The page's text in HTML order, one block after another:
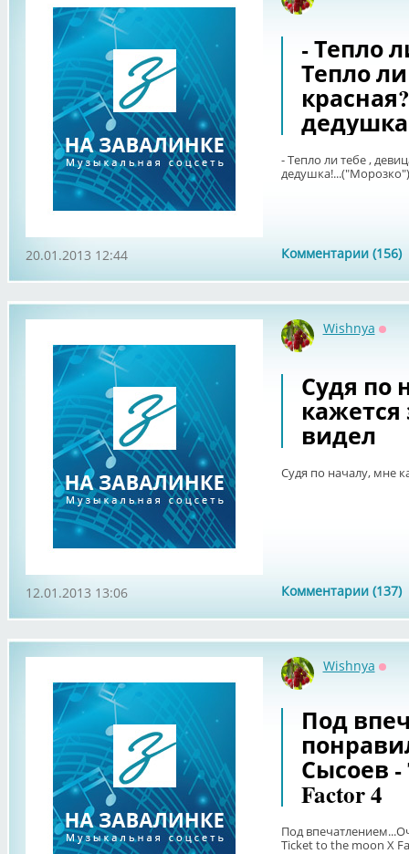
- Тепло
Тепло
- Тепло ли тебе ,
дедушка!...("Морозко")
Комментарии (156)
20.01.2013 12:44
Wishnya
Судя по
кажется
видел
Судя по началу, мне
Комментарии (137)
12.01.2013 13:06
Wishnya
Под
Сысоев -
Factor 4
Под
Ticket to the moon X